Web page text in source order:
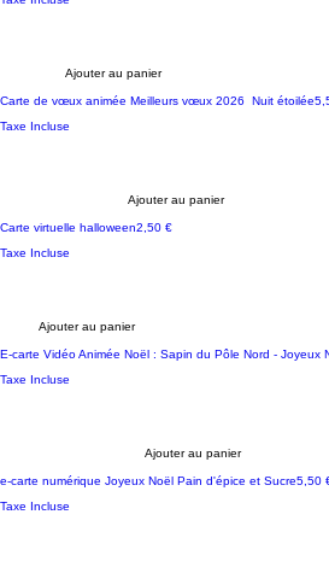
Ajouter au panier
Carte de vœux animée Meilleurs vœux 2026 Nuit étoilée
Taxe Incluse
Ajouter au panier
Carte virtuelle halloweenPrix
2,50 €
Taxe Incluse
Ajouter au panier
E-carte Vidéo Animée Noël : Sapin du Pôle Nord - Joyeux
Taxe Incluse
Ajouter au panier
e-carte numérique Joyeux Noël Pain d'épice et SucrePrix
5,50
Taxe Incluse